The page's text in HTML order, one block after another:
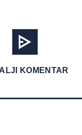
KOMENTAR